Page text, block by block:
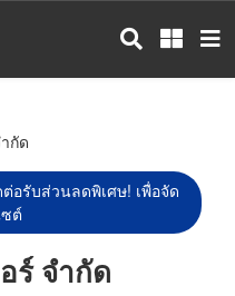
กัด
อรับส่วนลดพิเศษ! เพื่อจัด
ต์
ร์ จำกัด